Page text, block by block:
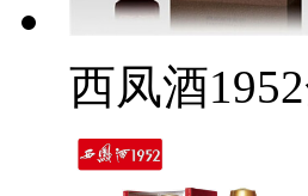
西凤酒